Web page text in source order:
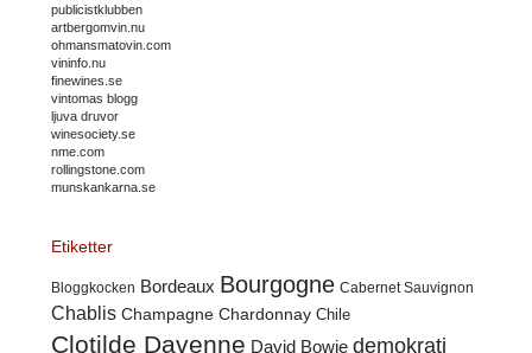
publicistklubben
artbergomvin.nu
ohmansmatovin.com
vininfo.nu
finewines.se
vintomas blogg
ljuva druvor
winesociety.se
nme.com
rollingstone.com
munskankarna.se
Etiketter
Bloggkocken Bordeaux Bourgogne Cabernet Sauvignon
Chablis Champagne Chardonnay Chile
Clotilde Davenne David Bowie demokrati